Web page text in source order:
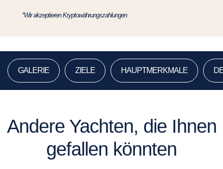
*Wir akzeptieren Kryptowährungszahlungen
GALERIE ZIELE HAUPTMERKMALE
Andere Yachten, die Ihnen
gefallen könnten